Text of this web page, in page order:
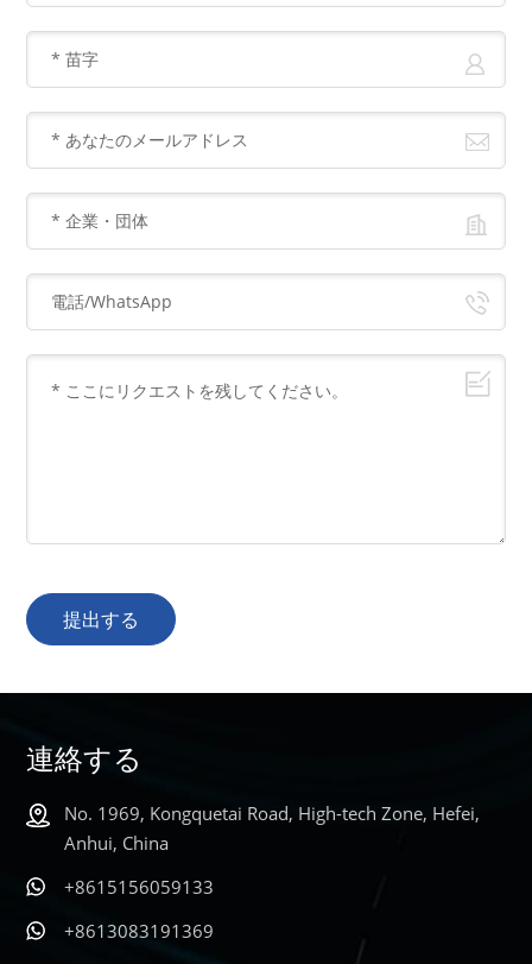
提出する
連絡する
No. 1969, Kongquetai Road, High-tech Zone, Hefei,
Anhui, China
+8615156059133
+8613083191369